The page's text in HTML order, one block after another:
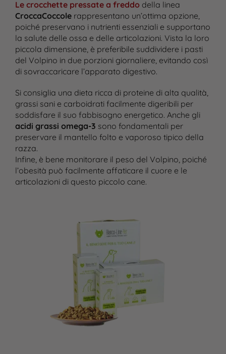
Le crocchette pressate a freddodella linea
CroccaCoccolerappresentano un’ottima opzione,
poiché preservano i nutrienti essenziali e supportano
la salute delle ossa e delle articolazioni. Vista la loro
piccola dimensione, è preferibile suddividere i pasti
del Volpino in due porzioni giornaliere, evitando così
di sovraccaricare l’apparato digestivo.
Si consiglia una dieta ricca di proteine di alta qualità,
grassi sani e carboidrati facilmente digeribili per
soddisfare il suo fabbisogno energetico. Anche gli
acidi grassi omega-3 sono fondamentali per
preservare il mantello folto e vaporoso tipico della
razza.
Infine, è bene monitorare il peso del Volpino, poiché
l’obesità può facilmente affaticare il cuore e le
articolazioni di questo piccolo cane.